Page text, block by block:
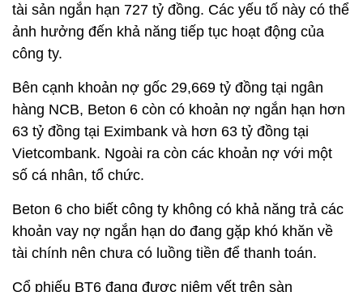
tài sản ngắn hạn 727 tỷ đồng. Các yếu tố này có thể
ảnh hưởng đến khả năng tiếp tục hoạt động của
công ty.
Bên cạnh khoản nợ gốc 29,669 tỷ đồng tại ngân
hàng NCB, Beton 6 còn có khoản nợ ngắn hạn hơn
63 tỷ đồng tại Eximbank và hơn 63 tỷ đồng tại
Vietcombank. Ngoài ra còn các khoản nợ với một
số cá nhân, tổ chức.
Beton 6 cho biết công ty không có khả năng trả các
khoản vay nợ ngắn hạn do đang gặp khó khăn về
tài chính nên chưa có luồng tiền để thanh toán.
Cổ phiếu BT6 đang được niêm yết trên sàn